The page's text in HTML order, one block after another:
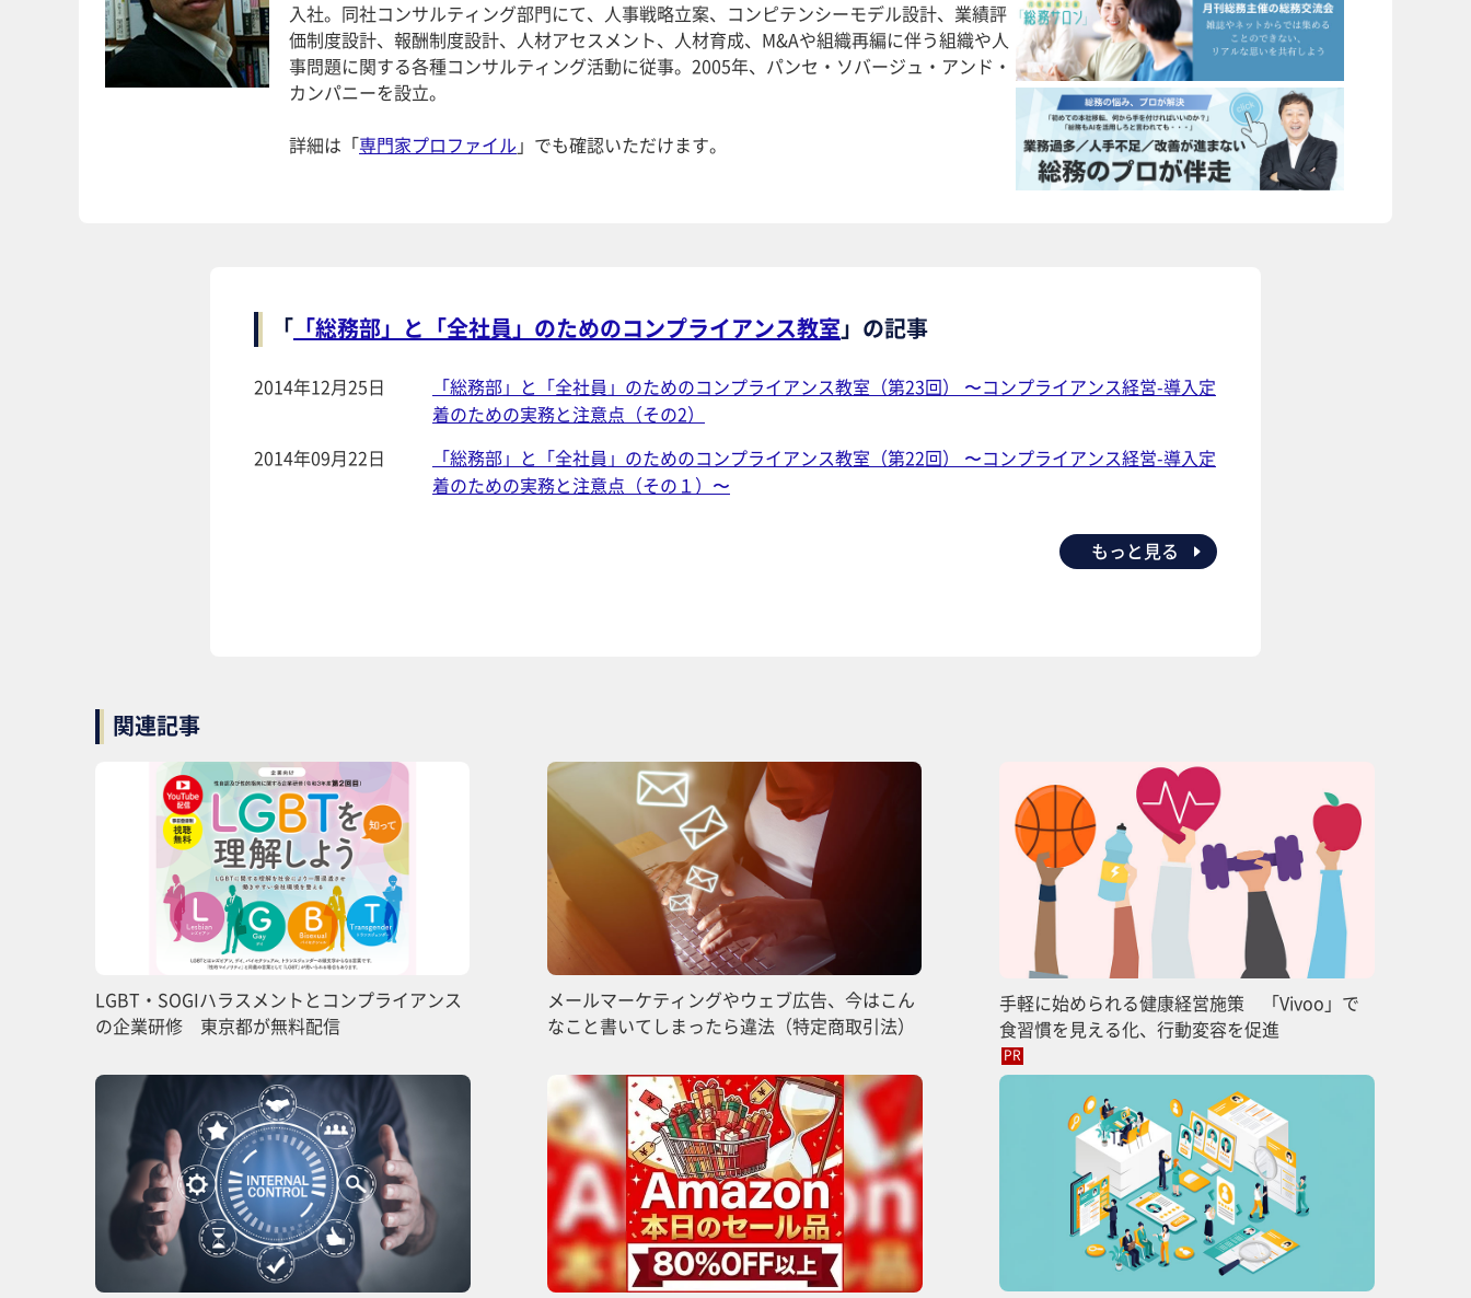
入社。同社コンサルティング部門にて、人事戦略立案、コンピテンシーモデル設計、業績評
価制度設計、報酬制度設計、人材アセスメント、人材育成、M&Aや組織再編に伴う組織や人
事問題に関する各種コンサルティング活動に従事。2005年、パンセ・ソバージュ・アンド・
カンパニーを設立。
詳細は「専門家プロファイル 」でも確認いただけます。
「 「総務部」と「全社員」のためのコンプライアンス教室」の記事
2014年12月25日
「総務部」と「全社員」のためのコンプライアンス教室（第23回） 〜コンプライアンス経営-導入定
着のための実務と注意点（その2）
2014年09月22日
「総務部」と「全社員」のためのコンプライアンス教室（第22回） 〜コンプライアンス経営-導入定
着のための実務と注意点（その１）〜
もっと見る
関連記事
LGBT・SOGIハラスメントとコンプライアンス
の企業研修 東京都が無料配信
メールマーケティングやウェブ広告、今はこん
なこと書いてしまったら違法（特定商取引法）
手軽に始められる健康経営施策 「Vivoo」で
食習慣を見える化、行動変容を促進
PR